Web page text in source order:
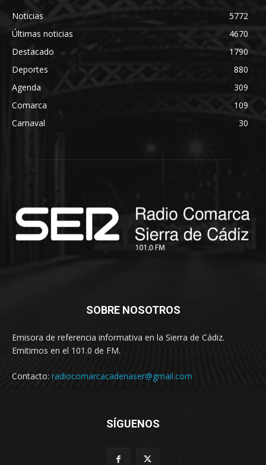
Noticias
5772
Últimas noticias
4670
Destacado
1790
Deportes
880
Agenda
309
Comarca
109
Carnaval
30
SOBRE NOSOTROS
Emisora de referencia informativa en la Sierra de Cádiz.
Emitimos en el 101.0 de FM.
Contacto: radiocomarcacadenaser@gmail.com
SÍGUENOS